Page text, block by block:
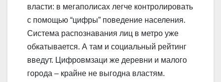
власти: в мегаполисах легче контролировать
с помощью “цифры” поведение населения.
Система распознавания лиц в метро уже
обкатывается. А там и социальный рейтинг
введут. Цифровмзаци же деревни и малого
города – крайне не выгодна властям.